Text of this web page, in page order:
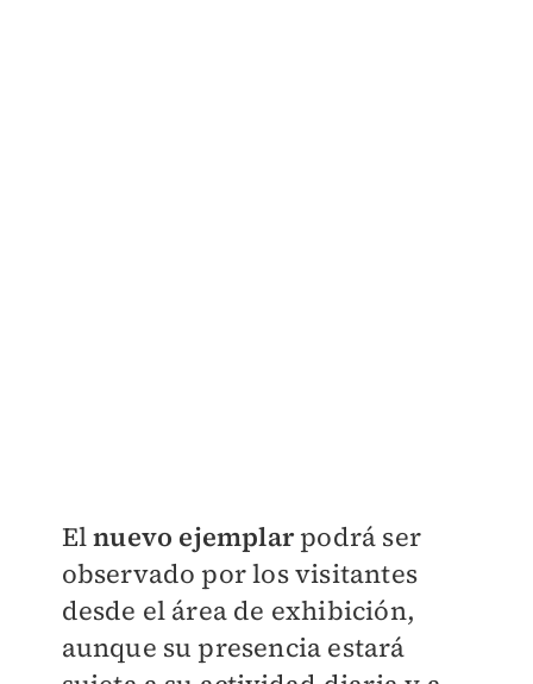
Elnuevo ejemplarpodrá ser
observado por los visitantes
desde el área de exhibición,
aunque su presencia estará